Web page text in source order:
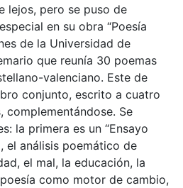
lejos, pero se puso de
en su obra “Poesía
de la Universidad de
que reunía 30 poemas
valenciano. Este de
conjunto, escrito a cuatro
complementándose. Se
la primera es un “Ensayo
el análisis poemático de
el mal, la educación, la
como motor de cambio,